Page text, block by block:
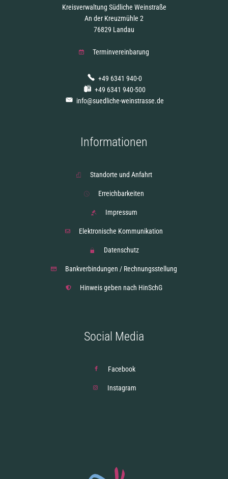
Kreisverwaltung Südliche Weinstraße
An der Kreuzmühle 2
76829 Landau
Terminvereinbarung
+49 6341 940-0
+49 6341 940-500
info@suedliche-weinstrasse.de
Informationen
Standorte und Anfahrt
Erreichbarkeiten
Impressum
Elektronische Kommunikation
Datenschutz
Bankverbindungen / Rechnungsstellung
Hinweis geben nach HinSchG
Social Media
Facebook
Instagram